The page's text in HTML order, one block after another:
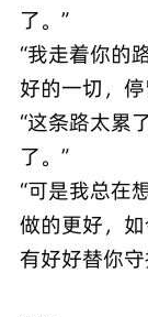
了。”
“我走着你的
好的一切，
“这条路太累
了。”
“可是我总在
做的更好，
有好好替你